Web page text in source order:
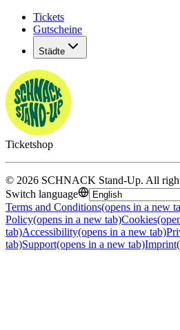
Tickets
Gutscheine
Städte
Ticketshop
© 2026 SCHNACK Stand-Up. All
Switch language
Terms and Conditions(opens in a new
Policy(opens in a new tab)Cookies
tab)Accessibility(opens in a new tab)
tab)Support(opens in a new tab)Imprint